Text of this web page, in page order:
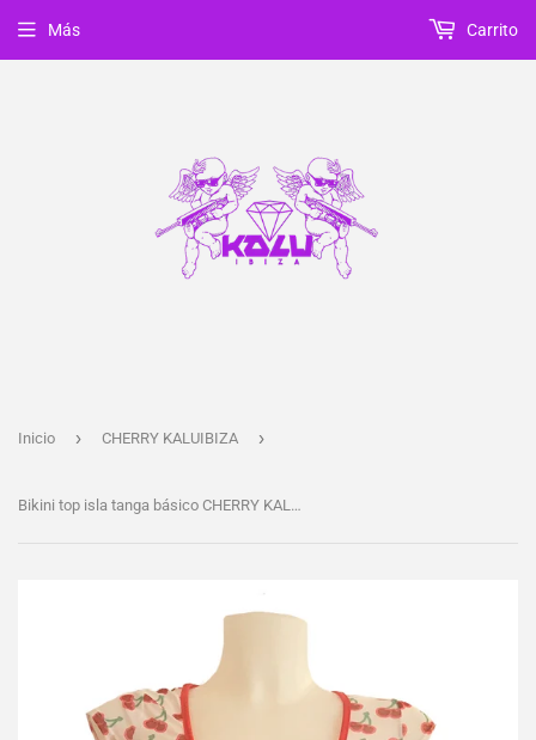
Más Carrito
Inicio › CHERRY KALUIBIZA ›
Bikini top isla tanga básico CHERRY KALUIBIZA BLANCO